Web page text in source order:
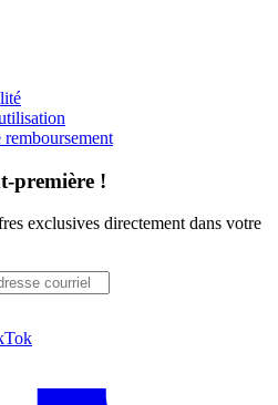
première !
exclusives directement dans votre